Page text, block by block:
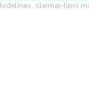
slaimai-lipni